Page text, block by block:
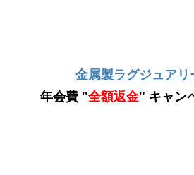
金属製ラグジュアリ
年会費 "全額返金" キャン